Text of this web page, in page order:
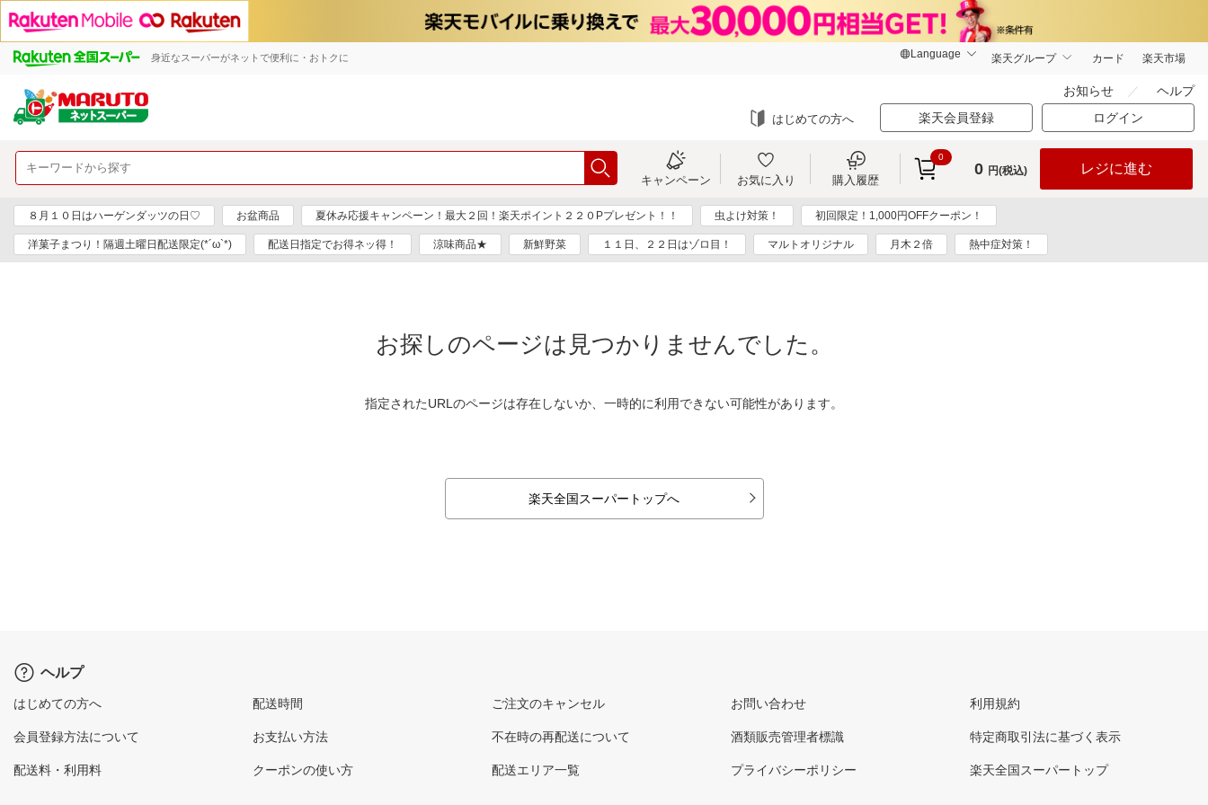
身近なスーパーがネットで便利に・おトクに 楽天グループ カード 楽天市場
お知らせ ヘルプ
はじめての方へ 楽天会員登録 ログイン
キャンペーン お気に入り 購入履歴
0
0 円(税込) レジに進む
８月１０日はハーゲンダッツの日♡ お盆商品 夏休み応援キャンペーン！最大２回！楽天ポイント２２０Pプレゼント！！ 虫よけ対策！ 初回限定！1,000円OFFクーポン！
洋菓子まつり！隔週土曜日配送限定(*´ω`*) 配送日指定でお得ネッ得！ 涼味商品★ 新鮮野菜 １１日、２２日はゾロ目！ マルトオリジナル 月木２倍 熱中症対策！
お探しのページは見つかりませんでした。
指定されたURLのページは存在しないか、一時的に利用できない可能性があります。
楽天全国スーパートップへ
ヘルプ
はじめての方へ
会員登録方法について
配送料・利用料
配送時間
お支払い方法
クーポンの使い方
ご注文のキャンセル
不在時の再配送について
配送エリア一覧
お問い合わせ
酒類販売管理者標識
プライバシーポリシー
利用規約
特定商取引法に基づく表示
楽天全国スーパートップ